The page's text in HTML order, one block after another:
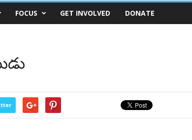
FOCUS GET INVOLVED DONATE